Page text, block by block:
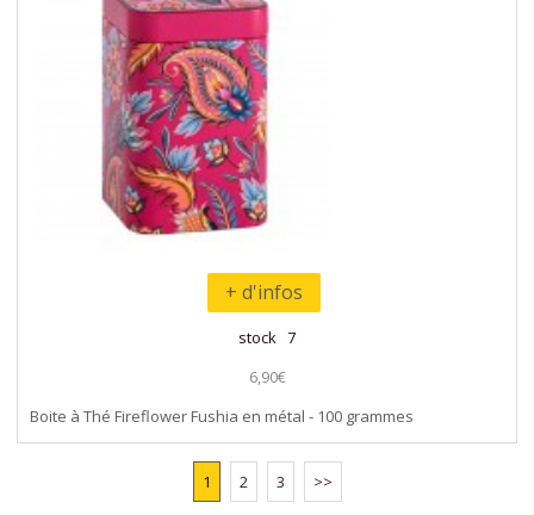
+ d'infos
stock 7
6,90€
Boite à Thé Fireflower Fushia en métal - 100 grammes
1 2 3 >>